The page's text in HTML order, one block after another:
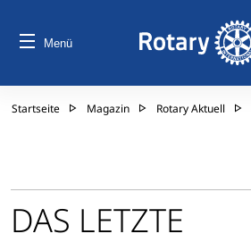
Menü
Startseite Magazin Rotary Aktuell
DAS LETZTE